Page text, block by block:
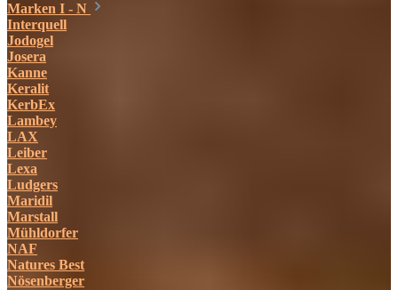
Marken I - N
Interquell
Jodogel
Josera
Kanne
Keralit
KerbEx
Lambey
LAX
Leiber
Lexa
Ludgers
Maridil
Marstall
Mühldorfer
NAF
Natures Best
Nösenberger